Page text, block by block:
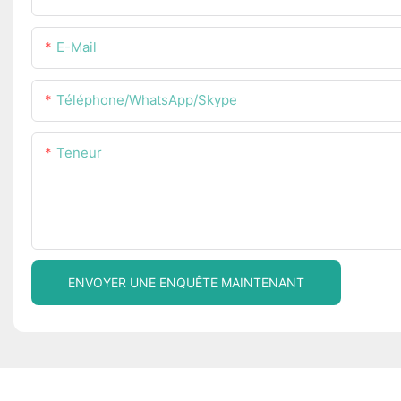
E-Mail
Téléphone/WhatsApp/Skype
Teneur
ENVOYER UNE ENQUÊTE MAINTENANT